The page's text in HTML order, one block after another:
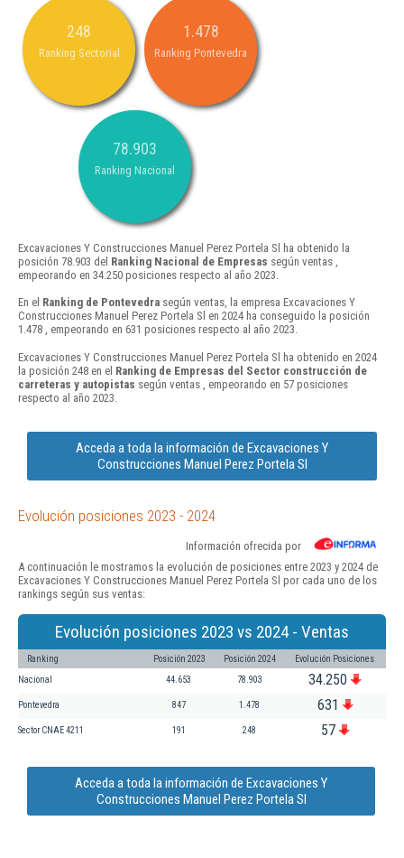
248
Ranking Sectorial
1.478
Ranking Pontevedra
78.903
Ranking Nacional
Excavaciones Y Construcciones Manuel Perez Portela Sl ha obtenido la
posición 78.903 del Ranking Nacional de Empresas según ventas ,
empeorando en 34.250 posiciones respecto al año 2023.
En el Ranking de Pontevedra según ventas, la empresa Excavaciones Y
Construcciones Manuel Perez Portela Sl en 2024 ha conseguido la posición
1.478 , empeorando en 631 posiciones respecto al año 2023.
Excavaciones Y Construcciones Manuel Perez Portela Sl ha obtenido en 2024
la posición 248 en el Ranking de Empresas del Sector construcción de
carreteras y autopistas según ventas , empeorando en 57 posiciones
respecto al año 2023.
Acceda a toda la información de Excavaciones Y
Construcciones Manuel Perez Portela Sl
Evolución posiciones 2023 - 2024
Información ofrecida por
A continuación le mostramos la evolución de posiciones entre 2023 y 2024 de
Excavaciones Y Construcciones Manuel Perez Portela Sl por cada uno de los
rankings según sus ventas:
Evolución posiciones 2023 vs 2024 - Ventas
Ranking Posición 2023 Posición 2024 Evolución Posiciones
Nacional 44.653 78.903 34.250
Pontevedra 847 1.478 631
Sector CNAE 4211 191 248 57
Acceda a toda la información de Excavaciones Y
Construcciones Manuel Perez Portela Sl